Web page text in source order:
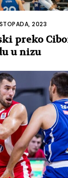
2023
preko
u nizu